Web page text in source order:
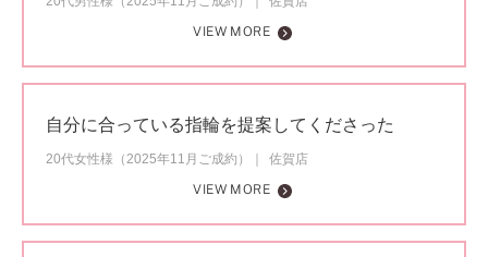
VIEW MORE
自分に合っている指輪を提案してくださった
20代女性様（2025年11月ご成約）
佐賀店
VIEW MORE